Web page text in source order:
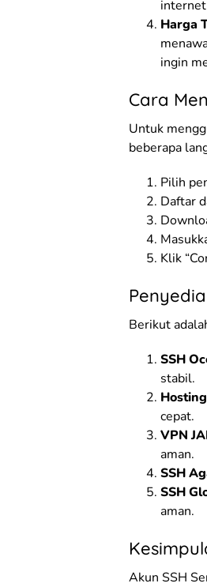
Harga
ingin
Cara
Untuk
beberapa
Pilih
Daftar
Klik
Berikut
SSH
stabil.
cepat.
VPN
aman.
SSH
SSH
aman.
Akun SSH